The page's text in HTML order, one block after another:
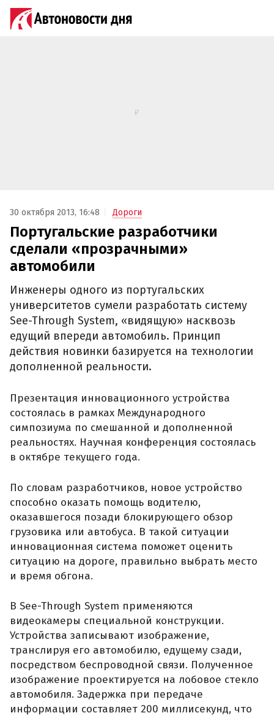
30 октября 2013, 16:48 Дороги
Португальские разработчики
сделали «прозрачными»
автомобили
Инженеры одного из португальских
университетов сумели разработать систему
See-Through System, «видящую» насквозь
едущий впереди автомобиль. Принцип
действия новинки базируется на технологии
дополненной реальности.
Презентация инновационного устройства
состоялась в рамках Международного
симпозиума по смешанной и дополненной
реальностях. Научная конференция состоялась
в октябре текущего года.
По словам разработчиков, новое устройство
способно оказать помощь водителю,
оказавшегося позади блокирующего обзор
грузовика или автобуса. В такой ситуации
инновационная система поможет оценить
ситуацию на дороге, правильно выбрать место
и время обгона.
В See-Through System применяются
видеокамеры специальной конструкции.
Устройства записывают изображение,
транслируя его автомобилю, едущему сзади,
посредством беспроводной связи. Полученное
изображение проектируется на лобовое стекло
автомобиля. Задержка при передаче
информации составляет 200 миллисекунд, что